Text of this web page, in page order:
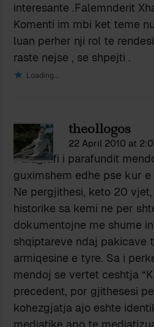
interesante .Falemnderit
Komenti im mbi ket teme
luan perher nji rol te
raste nejse , se shpejti .
Loading...
theollogos
22 April 2010 at
Paragrafi i parafundit
guximshem edhe pse kur
Ne pergjithesi, keto 20
historike sa kemi ne per
dokumentojne me shume
shqiptareve ndaj pakicave
armiqesine e tyre. Sa i
mendoj se vertet ceshtja
precedent, por gjithesesi
kohezgjatja ajo eshte